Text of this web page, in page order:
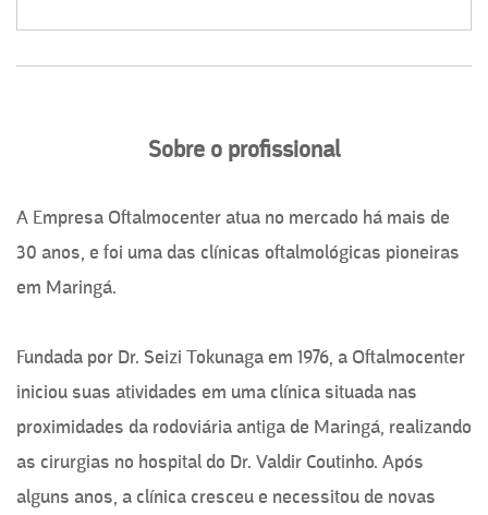
Sobre o profissional
A Empresa Oftalmocenter atua no mercado há mais de
30 anos, e foi uma das clínicas oftalmológicas pioneiras
em Maringá.
Fundada por Dr. Seizi Tokunaga em 1976, a Oftalmocenter
iniciou suas atividades em uma clínica situada nas
proximidades da rodoviária antiga de Maringá, realizando
as cirurgias no hospital do Dr. Valdir Coutinho. Após
alguns anos, a clínica cresceu e necessitou de novas